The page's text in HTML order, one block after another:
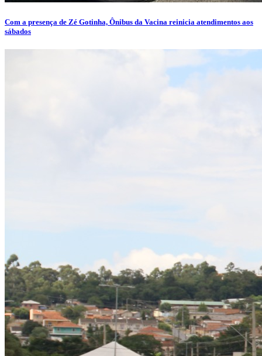
Com a presença de Zé Gotinha, Ônibus da Vacina reinicia atendimentos aos
sábados